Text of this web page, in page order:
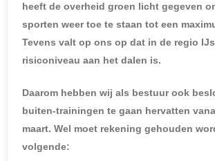
heeft de overheid groen licht gegeven
sporten weer toe te staan tot een
Tevens valt op ons op dat in de regio
risiconiveau aan het dalen is.
Daarom hebben wij als bestuur ook
buiten-trainingen te gaan hervatten
maart. Wel moet rekening gehouden
volgende: